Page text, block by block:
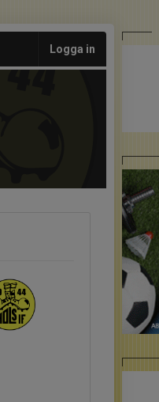
Logga in